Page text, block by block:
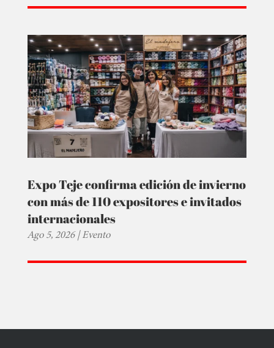
Expo Teje confirma edición de invierno
con más de 110 expositores e invitados
internacionales
Ago 5, 2026|Evento